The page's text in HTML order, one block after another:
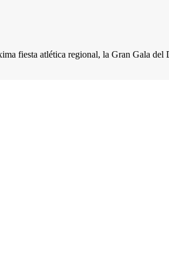
fiesta atlética regional, la Gran Gala